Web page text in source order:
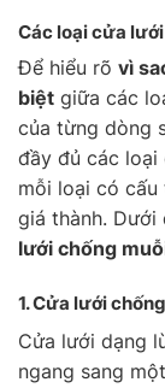
Các loại cửa
Để hiểu rõ vì
biệt giữa các
của từng dòng
đầy đủ các loại
mỗi loại có cấu
giá thành.
lưới chống
1. Cửa lưới
Cửa lưới dạng
ngang sang